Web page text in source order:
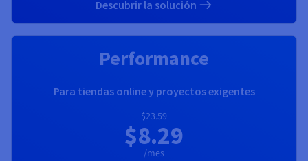
Descubrir la solución
Performance
Para tiendas online y proyectos exigentes
$23.59
$8.29
/mes